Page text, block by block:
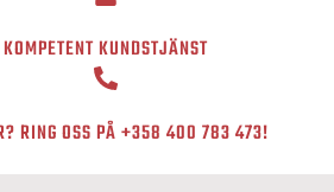
KOMPETENT KUNDSTJÄNST
RING OSS PÅ+358 400 783 473!